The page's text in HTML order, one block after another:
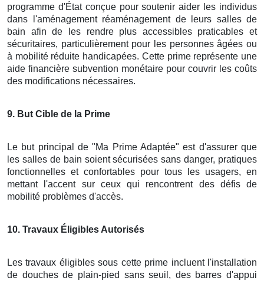
programme d'État conçue pour soutenir aider les individus
dans l'aménagement réaménagement de leurs salles de
bain afin de les rendre plus accessibles praticables et
sécuritaires, particulièrement pour les personnes âgées ou
à mobilité réduite handicapées. Cette prime représente une
aide financière subvention monétaire pour couvrir les coûts
des modifications nécessaires.
9. But Cible de la Prime
Le but principal de "Ma Prime Adaptée" est d'assurer que
les salles de bain soient sécurisées sans danger, pratiques
fonctionnelles et confortables pour tous les usagers, en
mettant l'accent sur ceux qui rencontrent des défis de
mobilité problèmes d'accès.
10. Travaux Éligibles Autorisés
Les travaux éligibles sous cette prime incluent l'installation
de douches de plain-pied sans seuil, des barres d'appui